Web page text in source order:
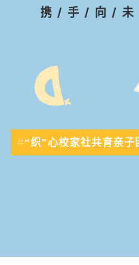
携/手/向/
#“织”心校家社共育亲子